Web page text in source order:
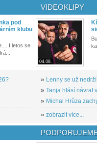
pod
klubu
I letos se
VIDEOKLIPY
04.08.
» Lenny se už
» Tanja hlásí návrat
» Michal Hrůza
» zobrazit více...